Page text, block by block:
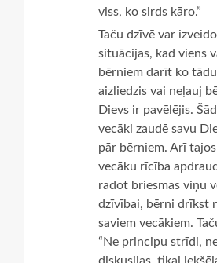
viss, ko sirds kāro.”
Taču dzīvē var
situācijas, kad viens
bērniem darīt ko
aizliedzis vai neļauj
Dievs ir pavēlējis.
vecāki zaudē savu
pār bērniem. Arī
vecāku rīcība
radot briesmas viņu
dzīvībai, bērni drīkst
saviem vecākiem.
“Ne principu strīdi,